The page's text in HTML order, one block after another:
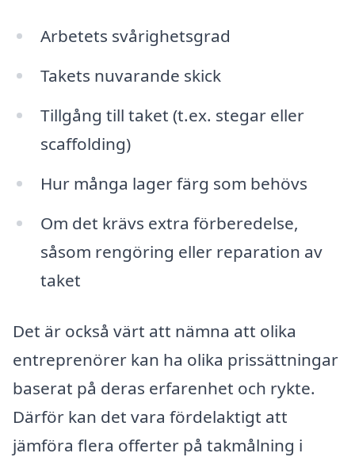
Arbetets svårighetsgrad
Takets nuvarande skick
Tillgång till taket (t.ex. stegar eller
scaffolding)
Hur många lager färg som behövs
Om det krävs extra förberedelse,
såsom rengöring eller reparation av
taket
Det är också värt att nämna att olika
entreprenörer kan ha olika prissättningar
baserat på deras erfarenhet och rykte.
Därför kan det vara fördelaktigt att
jämföra flera offerter på takmålning i